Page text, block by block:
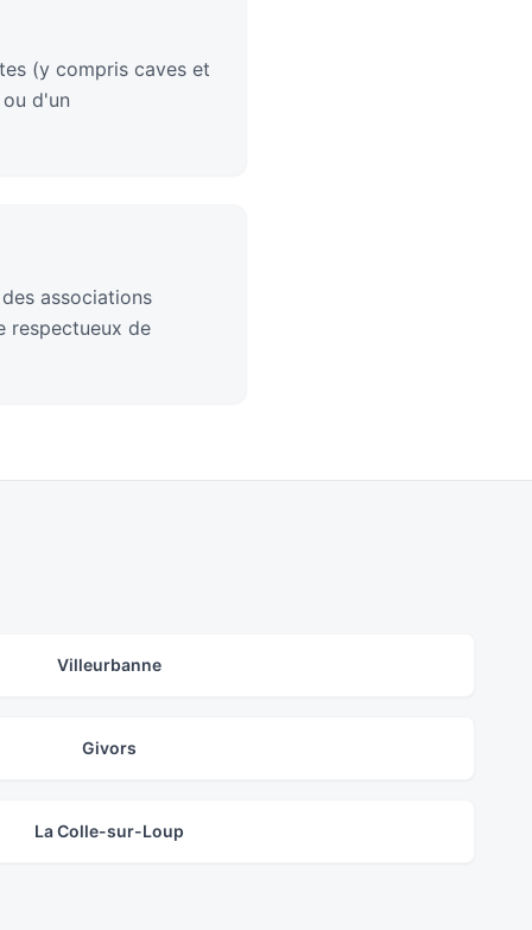
(y compris caves et
d'un
associations
respectueux de
Villeurbanne
Givors
La Colle-sur-Loup